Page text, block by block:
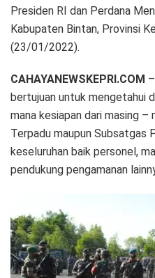
Presiden RI dan Perdana
Kabupaten Bintan, Provinsi
(23/01/2022).
CAHAYANEWSKEPRI.COM
bertujuan untuk mengetahui
mana kesiapan dari masing –
Terpadu maupun Subsatgas
keseluruhan baik personel,
pendukung pengamanan